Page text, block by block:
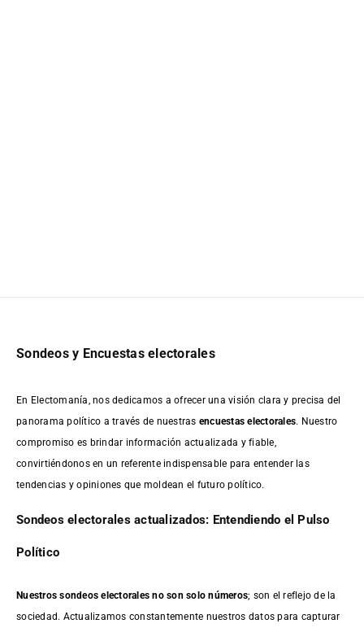
Sondeos y Encuestas electorales
En Electomanía, nos dedicamos a ofrecer una visión clara y precisa del
panorama político a través de nuestras encuestas electorales. Nuestro
compromiso es brindar información actualizada y fiable,
convirtiéndonos en un referente indispensable para entender las
tendencias y opiniones que moldean el futuro político.
Sondeos electorales actualizados: Entendiendo el Pulso
Político
Nuestros sondeos electorales no son solo números; son el reflejo de la
sociedad. Actualizamos constantemente nuestros datos para capturar